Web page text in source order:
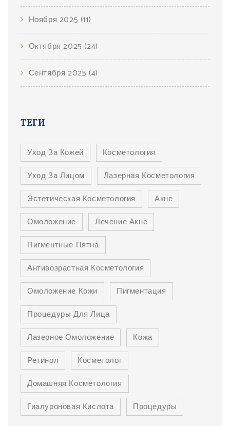
Ноября 2025 (11)
Октября 2025 (24)
Сентября 2025 (4)
ТЕГИ
Уход За Кожей
Косметология
Уход За Лицом
Лазерная Косметология
Эстетическая Косметология
Акне
Омоложение
Лечение Акне
Пигментные Пятна
Антивозрастная Косметология
Омоложение Кожи
Пигментация
Процедуры Для Лица
Лазерное Омоложение
Кожа
Ретинол
Косметолог
Домашняя Косметология
Гиалуроновая Кислота
Процедуры